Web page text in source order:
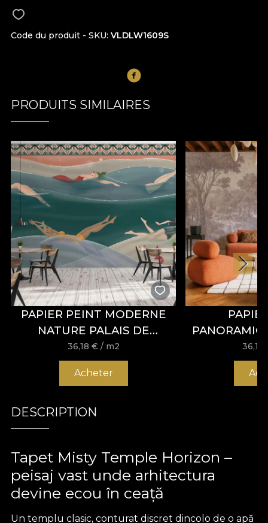
Code du produit - SKU VLDLW1609S
PRODUITS SIMILAIRES
PAPIER PEINT MODERNE
NATURE PALAIS DE
CHAILLOT – VLADILA
36,18 € / m2
Acheter
FLORAL
ROSE
36,18
DESCRIPTION
Tapet Misty Temple Horizon –
peisaj vast unde arhitectura
devine ecou în ceață
Un templu clasic, conturat discret dincolo de o apă